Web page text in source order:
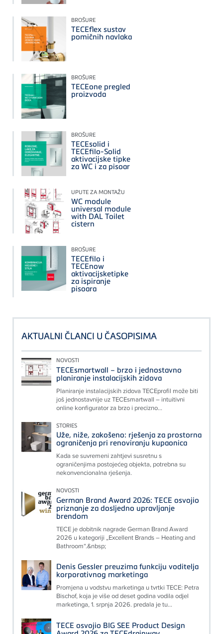
BROŠURE
TECEflex sustav
pomičnih navlaka
BROŠURE
TECEone pregled
proizvoda
BROŠURE
TECEsolid i
TECEfilo-Solid
aktivacijske tipke
za WC i za pisoar
UPUTE ZA MONTAŽU
WC module
universal module
with DAL Toilet
cistern
BROŠURE
TECEfilo i
TECEnow
aktivacijsketipke
za ispiranje
pisoara
AKTUALNI ČLANCI U ČASOPISIMA
NOVOSTI
TECEsmartwall – brzo i jednostavno
planiranje instalacijskih zidova
Planiranje instalacijskih zidova TECEprofil može biti
još jednostavnije uz TECEsmartwall – intuitivni
online konfigurator za brzo i precizno...
STORIES
Uže, niže, zakošeno: rješenja za prostorna
ograničenja pri renoviranju kupaonica
Kada se suvremeni zahtjevi susretnu s
ograničenjima postojećeg objekta, potrebna su
nekonvencionalna rješenja.
NOVOSTI
German Brand Award 2026: TECE osvojio
priznanje za dosljedno upravljanje
brendom
TECE je dobitnik nagrade German Brand Award
2026 u kategoriji „Excellent Brands – Heating and
Bathroom“.&nbsp;
Denis Gessler preuzima funkciju voditelja
korporativnog marketinga
Promjena u vodstvu marketinga u tvrtki TECE: Petra
Bischof, koja je više od deset godina vodila odjel
marketinga, 1. srpnja 2026. predala je tu...
TECE osvojio BIG SEE Product Design